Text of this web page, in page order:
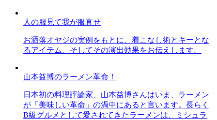
人の服見て我が服直せ
お洒落オヤジの実例をもとに、着こなし術とキーとな
るアイテム、そしてその演出効果をお伝えします。
山本益博のラーメン革命！
日本初の料理評論家、山本益博さんはいま、ラーメン
が「美味しい革命」の渦中にあると言います。長らく
B級グルメとして愛されてきたラーメンは、ミシュラ